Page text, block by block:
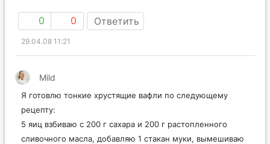
0 0 Ответить
29.04.08 11:21
Mild
Я готовлю тонкие хрустящие вафли по следующему
рецепту:
5 яиц взбиваю с 200 г сахара и 200 г растопленного
сливочного масла, добавляю 1 стакан муки, вымешиваю